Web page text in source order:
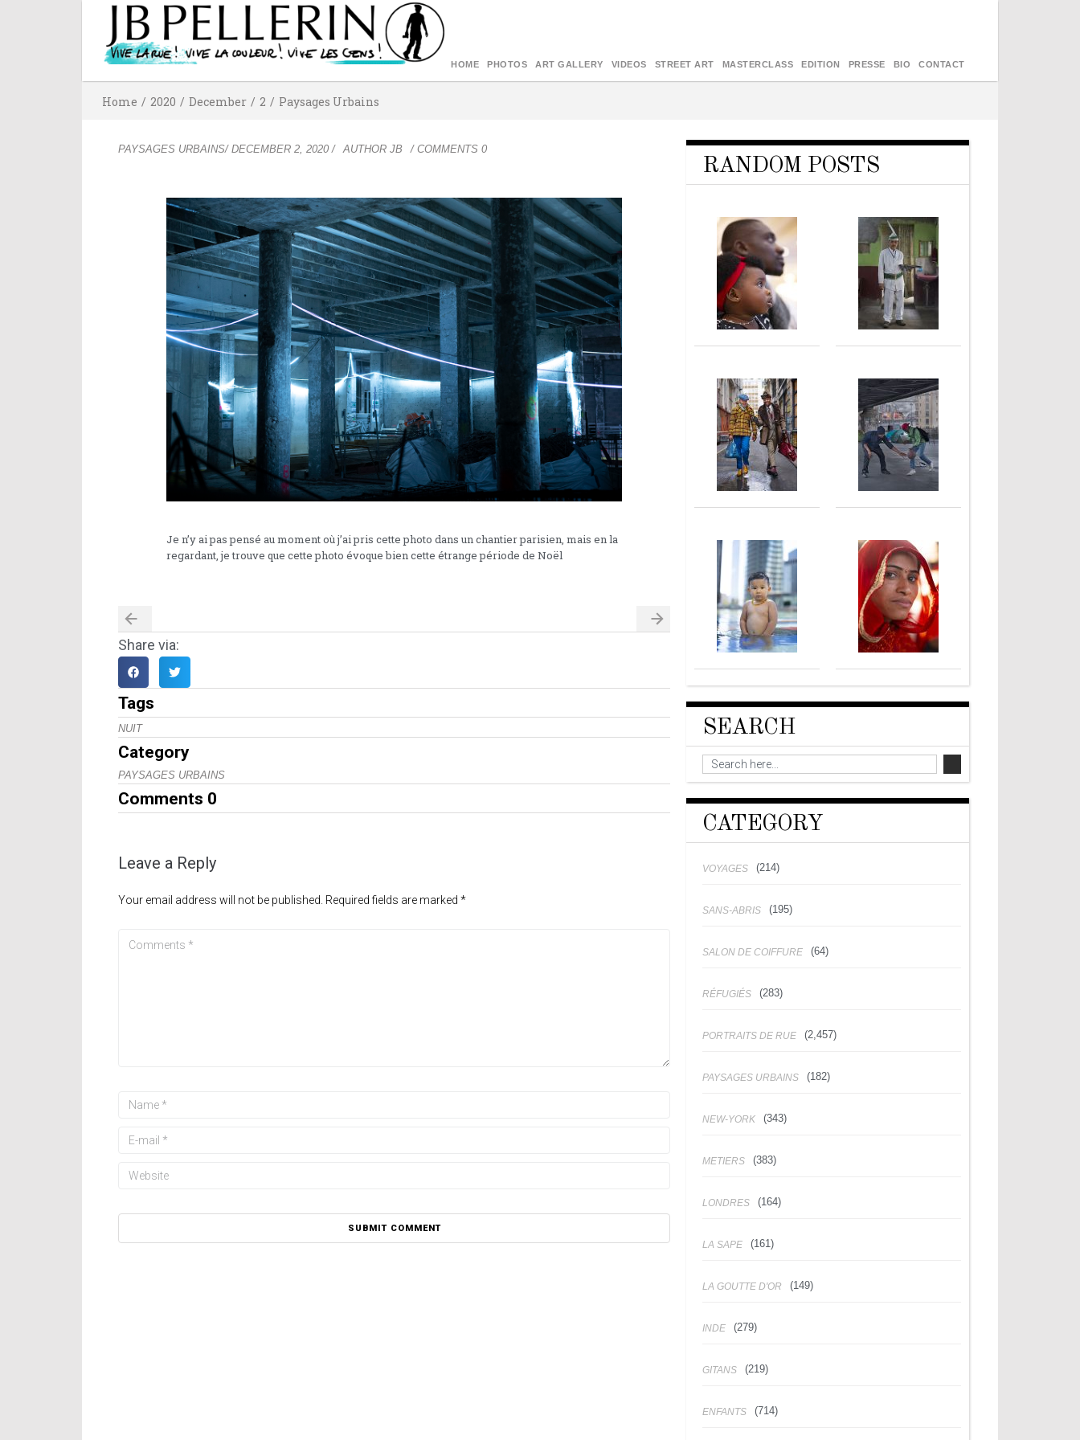
HOME PHOTOS ART GALLERY VIDEOS STREET ART MASTERCLASS EDITION PRESSE BIO CONTACT
Home / 2020 / December / 2 / Paysages Urbains
PAYSAGES URBAINS/ DECEMBER 2, 2020 / AUTHOR JB / COMMENTS 0
Je n’y ai pas pensé au moment où j’ai pris cette photo dans un chantier parisien, mais en la
regardant, je trouve que cette photo évoque bien cette étrange période de Noël
Share via:
Tags
NUIT
Category
PAYSAGES URBAINS
Comments 0
Leave a Reply
Your email address will not be published. Required fields are marked *
RANDOM POSTS
SEARCH
CATEGORY
VOYAGES (214)
SANS-ABRIS (195)
SALON DE COIFFURE (64)
RÉFUGIÉS (283)
PORTRAITS DE RUE (2,457)
PAYSAGES URBAINS (182)
NEW-YORK (343)
METIERS (383)
LONDRES (164)
LA SAPE (161)
LA GOUTTE D'OR (149)
INDE (279)
GITANS (219)
ENFANTS (714)